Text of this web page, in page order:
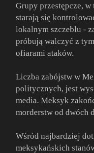
Grupy przestępcze,
starają się
lokalnym szczeblu -
próbują walczyć z
ofiarami ataków.
Liczba zabójstw w
politycznych, jest
media. Meksyk
morderstw od dwóch
Wśród najbardziej
meksykańskich